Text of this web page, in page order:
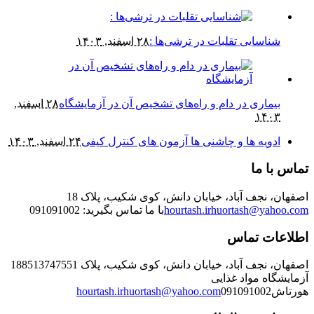
در ترشی‌ها :۲۸ اسفند, ۱۴۰۳
دام و راه‌های تشخیص آن در آزمایشگاه ۲۸ اسفند,
چاشنی ها آزمون های کنترل کیفی ۲۴ اسفند, ۱۴۰۳
خیابان دانش، کوی شکیب، پلاک 18
hourtash.irبا ما تماس بگیرید: 091091002
خیابان دانش، کوی شکیب، پلاک 188513747551
hourtash.irhuortash@yahoo.com